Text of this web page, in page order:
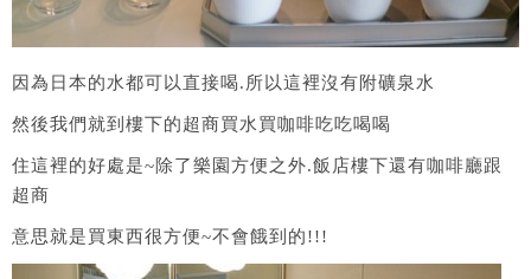
因為日本的水都可以直接喝.所以這裡沒有附礦泉水
然後我們就到樓下的超商買水買咖啡吃吃喝喝
住這裡的好處是~除了樂園方便之外.飯店樓下還有咖啡廳跟
超商
意思就是買東西很方便~不會餓到的!!!